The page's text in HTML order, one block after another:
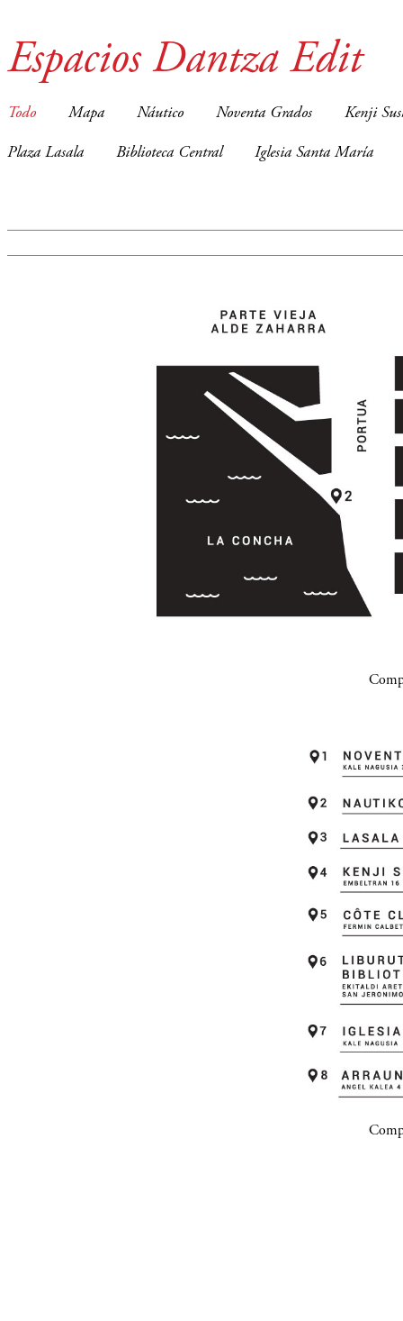
Espacios Dantza Edit
Todo Mapa Náutico Noventa Grados Kenji
Plaza Lasala Biblioteca Central Iglesia Santa María